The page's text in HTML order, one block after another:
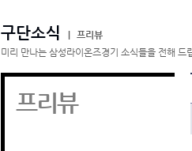
구단소식
프리뷰
미리 만나는 삼성라이온즈경기 소식들을 전해 드
프리뷰